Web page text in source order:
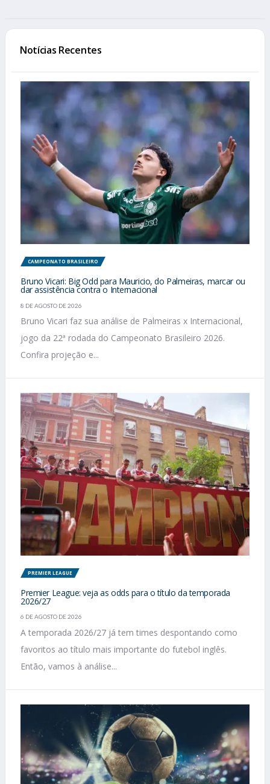
Notícias Recentes
CAMPEONATO BRASILEIRO
Bruno Vicari: Big Odd para Mauricio, do Palmeiras, marcar ou
dar assistência contra o Internacional
8 DE AGOSTO DE 2026
Bruno Vicari faz sua análise de Palmeiras x Internacional,
jogo da 22ª rodada do Campeonato Brasileiro 2026.
Confira projeção e...
PREMIER LEAGUE
Premier League: veja as odds para o título da temporada
2026/27
6 DE AGOSTO DE 2026
A temporada 2026/27 já tem times despontando como
favoritos ao título mais importante do futebol inglês.
Então, vamos à análise...